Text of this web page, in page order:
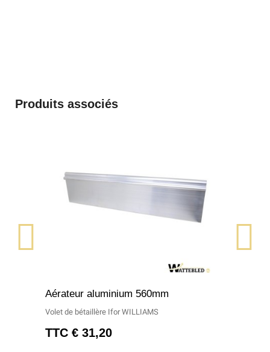
Produits associés
APERÇU RAPIDE
Aérateur aluminium 560mm
Volet de bétaillère Ifor WILLIAMS
31,20 €